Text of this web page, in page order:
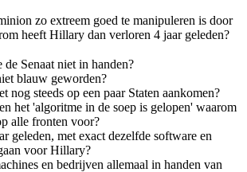
zo extreem goed te manipuleren is door
heeft Hillary dan verloren 4 jaar geleden?
Senaat niet in handen?
blauw geworden?
nog steeds op een paar Staten aankomen?
het 'algoritme in de soep is gelopen' waarom
alle fronten voor?
geleden, met exact dezelfde software en
voor Hillary?
en bedrijven allemaal in handen van